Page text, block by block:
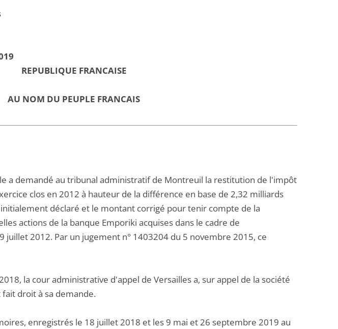
REPUBLIQUE FRANCAISE
AU NOM DU PEUPLE FRANCAIS
a demandé au tribunal administratif de Montreuil la restitution de l'impôt
clos en 2012 à hauteur de la différence en base de 2,32 milliards
déclaré et le montant corrigé pour tenir compte de la
actions de la banque Emporiki acquises dans le cadre de
juillet 2012. Par un jugement n° 1403204 du 5 novembre 2015, ce
la cour administrative d'appel de Versailles a, sur appel de la société
droit à sa demande.
enregistrés le 18 juillet 2018 et les 9 mai et 26 septembre 2019 au